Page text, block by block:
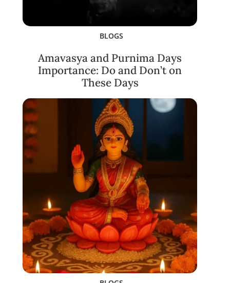
BLOGS
Amavasya and Purnima Days
Importance: Do and Don’t on
These Days